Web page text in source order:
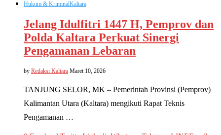
Hukum & KriminalKaltara
Jelang Idulfitri 1447 H, Pemprov dan
Polda Kaltara Perkuat Sinergi
Pengamanan Lebaran
by Redaksi Kaltara Maret 10, 2026
TANJUNG SELOR, MK – Pemerintah Provinsi (Pemprov)
Kalimantan Utara (Kaltara) mengikuti Rapat Teknis
Pengamanan …